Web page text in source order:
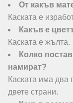
От какъв
Каската е
Какъв е
Каската е жълта.
Колко
намират?
Каската има два
двете страни.